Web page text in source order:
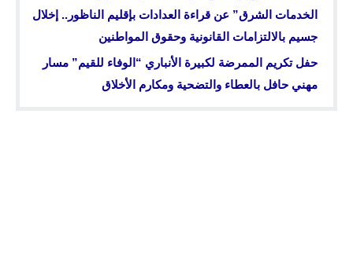
الخدمات الشرق” عن قراءة العدادات بإقليم الناظور.. إخلال
جسيم بالالتزامات القانونية وحقوق المواطنين
حفل تكريم الممرضة لكبيرة الأنباري “الوفاء للقيم” مسار
مهني حافل بالعطاء والتضحية ومكارم الأخلاق